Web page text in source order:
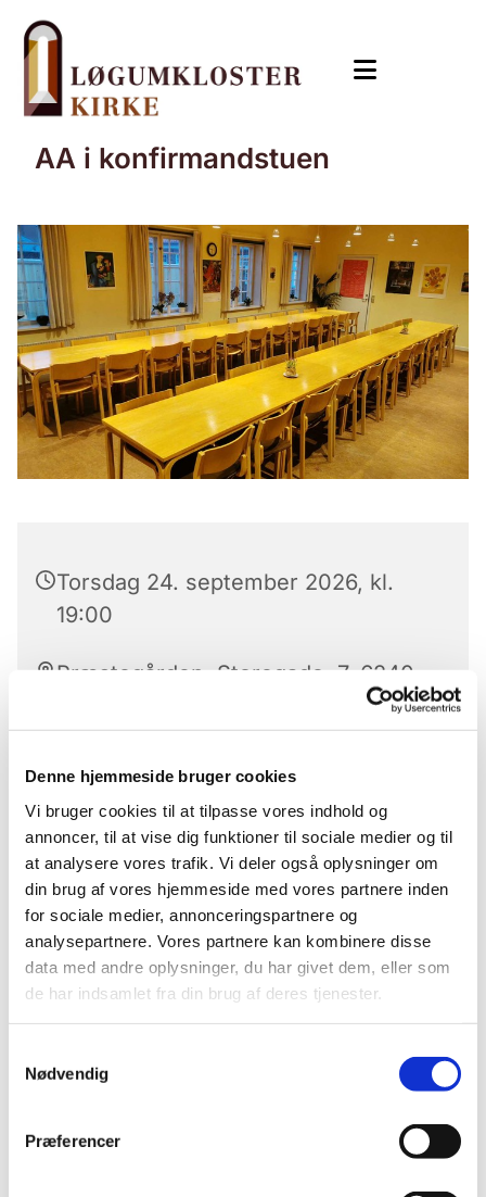
Denne hjemmeside bruger cookies
Vi bruger cookies til at tilpasse vores indhold og
annoncer, til at vise dig funktioner til sociale medier og til
at analysere vores trafik. Vi deler også oplysninger om
din brug af vores hjemmeside med vores partnere inden
for sociale medier, annonceringspartnere og
analysepartnere. Vores partnere kan kombinere disse
data med andre oplysninger, du har givet dem, eller som
de har indsamlet fra din brug af deres tjenester.
Nødvendig
Præferencer
AA i konfirmandstuen
Torsdag 24. september 2026, kl.
19:00
Præstegården, Storegade, 7, 6240
Hver torsdag aften fra januar 2026 mødes AA i
konfirmandstuen.
Alle er velkomne